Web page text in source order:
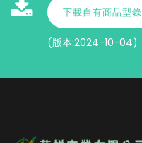
下載自有商品型錄
(版本:2024-10-04)